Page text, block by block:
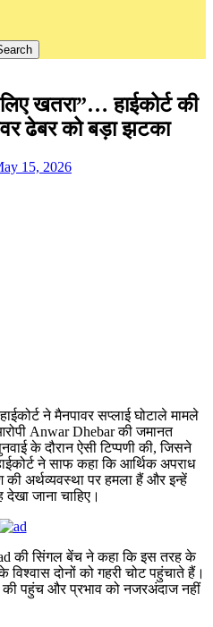
खतरा”… हाईकोर्ट की
ढेबर को बड़ा झटका
15, 2026
ने मैनपावर सप्लाई घोटाले मामले
Anwar Dhebar की जमानत
के दौरान ऐसी टिप्पणी की, जिसने
ने साफ कहा कि आर्थिक अपराध
की अर्थव्यवस्था पर हमला हैं और इन्हें
जाना चाहिए।
की सिंगल बेंच ने कहा कि इस तरह के
दोनों को गहरी चोट पहुंचाते हैं।
की पहुंच और प्रभाव को नजरअंदाज नहीं